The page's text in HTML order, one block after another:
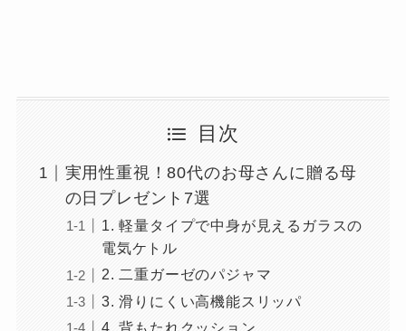
目次
実用性重視！80代のお母さんに贈る母
の日プレゼント7選
1. 軽量タイプで中身が見えるガラスの
電気ケトル
2. 二重ガーゼのパジャマ
3. 滑りにくい高機能スリッパ
4. 背もたれクッション